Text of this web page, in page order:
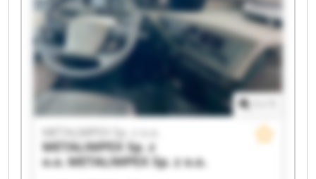
METALIMPEX Sp. z o.o.
METALIMPEX Sp. z
o.o. METALIMPEX Sp. z o.o.